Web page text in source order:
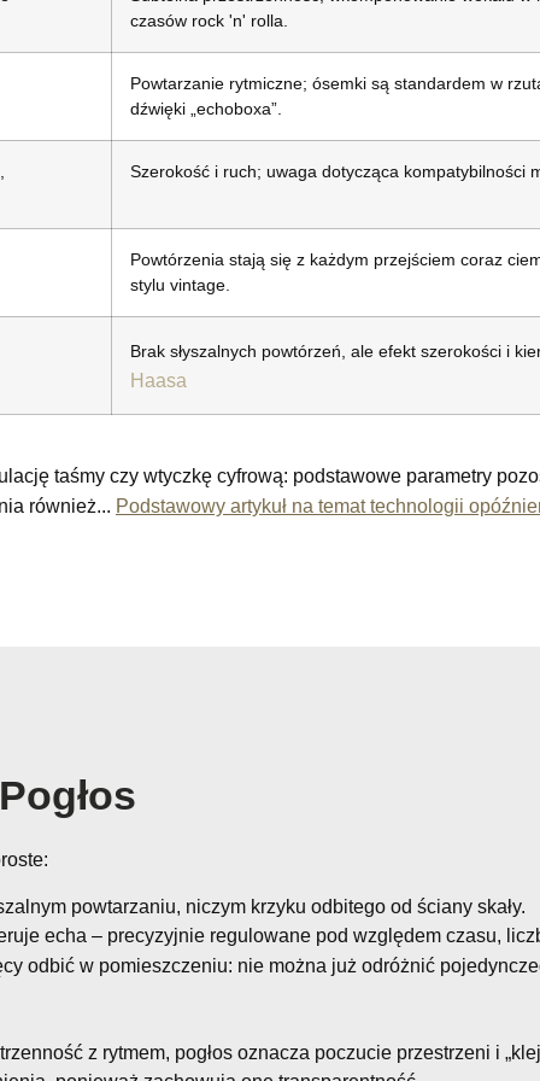
czasów rock 'n' rolla.
Powtarzanie rytmiczne; ósemki są standardem w
dźwięki „echoboxa”.
Szerokość i ruch; uwaga dotycząca kompatybilności
Powtórzenia stają się z każdym przejściem coraz
stylu vintage.
Brak słyszalnych powtórzeń, ale efekt szerokości i
Haasa
taśmy czy wtyczkę cyfrową: podstawowe parametry
również... Podstawowy artykuł na temat technologii
powtarzaniu, niczym krzyku odbitego od ściany skały.
echa – precyzyjnie regulowane pod względem czasu,
odbić w pomieszczeniu: nie można już odróżnić
z rytmem, pogłos oznacza poczucie przestrzeni i